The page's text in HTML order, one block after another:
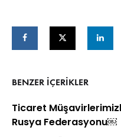
BENZER IÇERIKLER
Ticaret
Rusya Federasyonu￼